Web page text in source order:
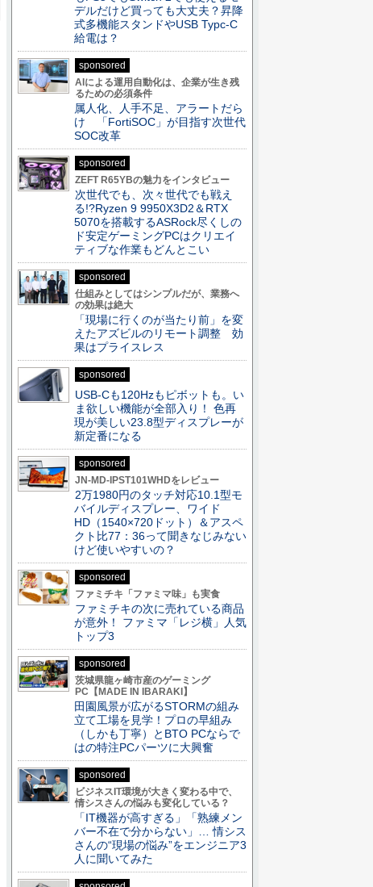
デルだけど買っても大丈夫？昇降
式多機能スタンドやUSB Typc-C
給電は？
sponsored
AIによる運用自動化は、企業が生き残
るための必須条件
属人化、人手不足、アラートだら
け 「FortiSOC」が目指す次世代
SOC改革
sponsored
ZEFT R65YBの魅力をインタビュー
次世代でも、次々世代でも戦え
る!?Ryzen 9 9950X3D2＆RTX
5070を搭載するASRock尽くしの
ド安定ゲーミングPCはクリエイ
ティブな作業もどんとこい
sponsored
仕組みとしてはシンプルだが、業務へ
の効果は絶大
「現場に行くのが当たり前」を変
えたアズビルのリモート調整 効
果はプライスレス
sponsored
USB-Cも120Hzもピボットも。い
ま欲しい機能が全部入り！ 色再
現が美しい23.8型ディスプレーが
新定番になる
sponsored
JN-MD-IPST101WHDをレビュー
2万1980円のタッチ対応10.1型モ
バイルディスプレー、ワイド
HD（1540×720ドット）＆アスペ
クト比77：36って聞きなじみない
けど使いやすいの？
sponsored
ファミチキ「ファミマ味」も実食
ファミチキの次に売れている商品
が意外！ ファミマ「レジ横」人気
トップ3
sponsored
茨城県龍ヶ崎市産のゲーミング
PC【MADE IN IBARAKI】
田園風景が広がるSTORMの組み
立て工場を見学！プロの早組み
（しかも丁寧）とBTO PCならで
はの特注PCパーツに大興奮
sponsored
ビジネスIT環境が大きく変わる中で、
情シスさんの悩みも変化している？
「IT機器が高すぎる」「熟練メン
バー不在で分からない」… 情シス
さんの“現場の悩み”をエンジニア3
人に聞いてみた